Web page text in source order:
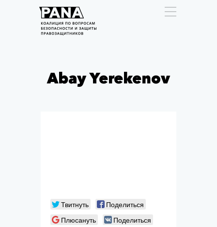
Abay Yerekenov
Твитнуть
Поделиться
Плюсануть
Поделиться